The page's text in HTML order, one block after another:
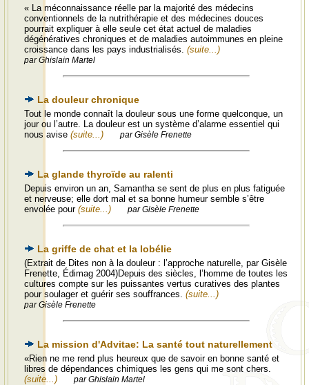
« La méconnaissance réelle par la majorité des médecins
conventionnels de la nutrithérapie et des médecines douces
pourrait expliquer à elle seule cet état actuel de maladies
dégénératives chroniques et de maladies autoimmunes en pleine
croissance dans les pays industrialisés. (suite...)
par Ghislain Martel
La douleur chronique
Tout le monde connaît la douleur sous une forme quelconque, un
jour ou l’autre. La douleur est un système d’alarme essentiel qui
nous avise (suite...) par Gisèle Frenette
La glande thyroïde au ralenti
Depuis environ un an, Samantha se sent de plus en plus fatiguée
et nerveuse; elle dort mal et sa bonne humeur semble s’être
envolée pour (suite...) par Gisèle Frenette
La griffe de chat et la lobélie
(Extrait de Dites non à la douleur : l’approche naturelle, par Gisèle
Frenette, Édimag 2004)Depuis des siècles, l’homme de toutes les
cultures compte sur les puissantes vertus curatives des plantes
pour soulager et guérir ses souffrances. (suite...)
par Gisèle Frenette
La mission d'Advitae: La santé tout naturellement
«Rien ne me rend plus heureux que de savoir en bonne santé et
libres de dépendances chimiques les gens qui me sont chers.
(suite...)
par Ghislain Martel